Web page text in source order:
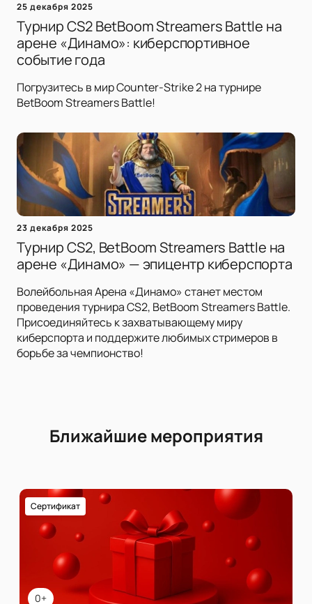
25 декабря 2025
Турнир CS2 BetBoom Streamers Battle на
арене «Динамо»: киберспортивное
событие года
Погрузитесь в мир Counter-Strike 2 на турнире
BetBoom Streamers Battle!
23 декабря 2025
Турнир CS2, BetBoom Streamers Battle на
арене «Динамо» — эпицентр киберспорта
Волейбольная Арена «Динамо» станет местом
проведения турнира CS2, BetBoom Streamers Battle.
Присоединяйтесь к захватывающему миру
киберспорта и поддержите любимых стримеров в
борьбе за чемпионство!
Ближайшие мероприятия
0+
Сертификат